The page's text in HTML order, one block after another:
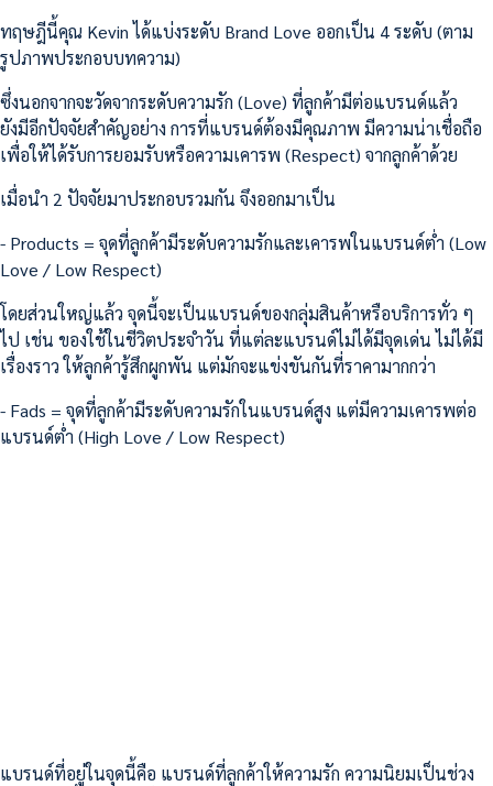
ทฤษฎีนี้คุณ Kevin ได้แบ่งระดับ Brand Love ออกเป็น 4 ระดับ (ตาม
รูปภาพประกอบบทความ)
ซึ่งนอกจากจะวัดจากระดับความรัก (Love) ที่ลูกค้ามีต่อแบรนด์แล้ว
ยังมีอีกปัจจัยสำคัญอย่าง การที่แบรนด์ต้องมีคุณภาพ มีความน่าเชื่อถือ
เพื่อให้ได้รับการยอมรับหรือความเคารพ (Respect) จากลูกค้าด้วย
เมื่อนำ 2 ปัจจัยมาประกอบรวมกัน จึงออกมาเป็น
- Products = จุดที่ลูกค้ามีระดับความรักและเคารพในแบรนด์ต่ำ (Low
Love / Low Respect)
โดยส่วนใหญ่แล้ว จุดนี้จะเป็นแบรนด์ของกลุ่มสินค้าหรือบริการทั่ว ๆ
ไป เช่น ของใช้ในชีวิตประจำวัน ที่แต่ละแบรนด์ไม่ได้มีจุดเด่น ไม่ได้มี
เรื่องราว ให้ลูกค้ารู้สึกผูกพัน แต่มักจะแข่งขันกันที่ราคามากกว่า
- Fads = จุดที่ลูกค้ามีระดับความรักในแบรนด์สูง แต่มีความเคารพต่อ
แบรนด์ต่ำ (High Love / Low Respect)
แบรนด์ที่อยู่ในจุดนี้คือ แบรนด์ที่ลูกค้าให้ความรัก ความนิยมเป็นช่วง